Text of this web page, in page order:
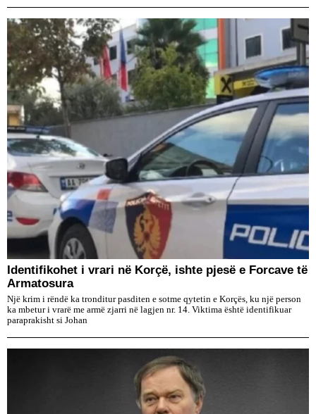
Identifikohet i vrari në Korçë, ishte pjesë e Forcave të
Armatosura
Një krim i rëndë ka tronditur pasditen e sotme qytetin e Korçës, ku një person
ka mbetur i vrarë me armë zjarri në lagjen nr. 14. Viktima është identifikuar
paraprakisht si Johan